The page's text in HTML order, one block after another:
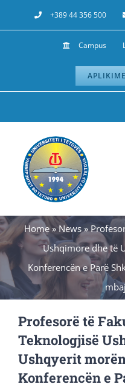
to
+389 44 356 500
Campus
Home» News»
Ushqimore dhe të
Konferencën e Parë
Profesorë të
Teknologjisë
Ushqyerit
Konferencën e